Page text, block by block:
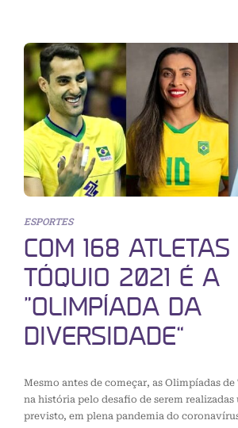
ESPORTES
COM 168 ATLETAS
TÓQUIO 2021 É A
“OLIMPÍADA DA
DIVERSIDADE”
Mesmo antes de começar, as Olimpíadas
na história pelo desafio de serem realizadas
previsto, em plena pandemia do